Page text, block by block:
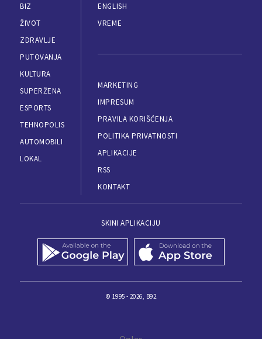
BIZ
ŽIVOT
ZDRAVLJE
PUTOVANJA
KULTURA
SUPERŽENA
ESPORTS
TEHNOPOLIS
AUTOMOBILI
LOKAL
ENGLISH
VREME
MARKETING
IMPRESUM
PRAVILA KORIŠĆENJA
POLITIKA PRIVATNOSTI
APLIKACIJE
RSS
KONTAKT
SKINI APLIKACIJU
© 1995 - 2026, B92